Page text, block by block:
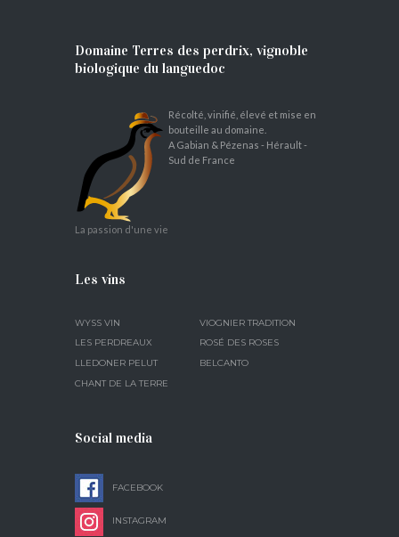
Domaine Terres des perdrix, vignoble
biologique du languedoc
La passion d'une vie
Récolté, vinifié, élevé et mise en
bouteille au domaine.
A Gabian & Pézenas - Hérault -
Sud de France
Les vins
WYSS VIN
VIOGNIER TRADITION
LES PERDREAUX
ROSÉ DES ROSES
LLEDONER PELUT
BELCANTO
CHANT DE LA TERRE
Social media
FACEBOOK
INSTAGRAM